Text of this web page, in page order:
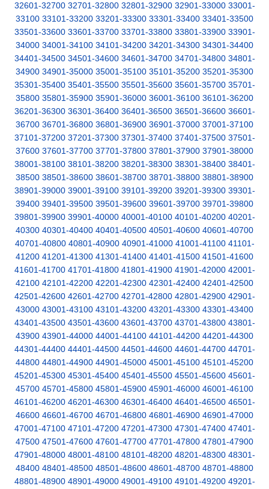
32601-32700 32701-32800 32801-32900 32901-33000 33001-
33100 33101-33200 33201-33300 33301-33400 33401-33500
33501-33600 33601-33700 33701-33800 33801-33900 33901-
34000 34001-34100 34101-34200 34201-34300 34301-34400
34401-34500 34501-34600 34601-34700 34701-34800 34801-
34900 34901-35000 35001-35100 35101-35200 35201-35300
35301-35400 35401-35500 35501-35600 35601-35700 35701-
35800 35801-35900 35901-36000 36001-36100 36101-36200
36201-36300 36301-36400 36401-36500 36501-36600 36601-
36700 36701-36800 36801-36900 36901-37000 37001-37100
37101-37200 37201-37300 37301-37400 37401-37500 37501-
37600 37601-37700 37701-37800 37801-37900 37901-38000
38001-38100 38101-38200 38201-38300 38301-38400 38401-
38500 38501-38600 38601-38700 38701-38800 38801-38900
38901-39000 39001-39100 39101-39200 39201-39300 39301-
39400 39401-39500 39501-39600 39601-39700 39701-39800
39801-39900 39901-40000 40001-40100 40101-40200 40201-
40300 40301-40400 40401-40500 40501-40600 40601-40700
40701-40800 40801-40900 40901-41000 41001-41100 41101-
41200 41201-41300 41301-41400 41401-41500 41501-41600
41601-41700 41701-41800 41801-41900 41901-42000 42001-
42100 42101-42200 42201-42300 42301-42400 42401-42500
42501-42600 42601-42700 42701-42800 42801-42900 42901-
43000 43001-43100 43101-43200 43201-43300 43301-43400
43401-43500 43501-43600 43601-43700 43701-43800 43801-
43900 43901-44000 44001-44100 44101-44200 44201-44300
44301-44400 44401-44500 44501-44600 44601-44700 44701-
44800 44801-44900 44901-45000 45001-45100 45101-45200
45201-45300 45301-45400 45401-45500 45501-45600 45601-
45700 45701-45800 45801-45900 45901-46000 46001-46100
46101-46200 46201-46300 46301-46400 46401-46500 46501-
46600 46601-46700 46701-46800 46801-46900 46901-47000
47001-47100 47101-47200 47201-47300 47301-47400 47401-
47500 47501-47600 47601-47700 47701-47800 47801-47900
47901-48000 48001-48100 48101-48200 48201-48300 48301-
48400 48401-48500 48501-48600 48601-48700 48701-48800
48801-48900 48901-49000 49001-49100 49101-49200 49201-